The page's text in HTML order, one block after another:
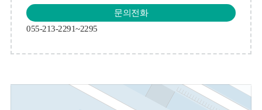
문의전화
055-213-2291~2295